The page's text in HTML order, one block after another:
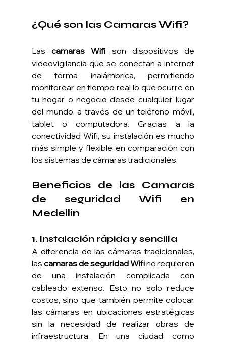
¿Qué son las Camaras Wifi?
Las camaras Wifi son dispositivos de
videovigilancia que se conectan a internet
de forma inalámbrica, permitiendo
monitorear en tiempo real lo que ocurre en
tu hogar o negocio desde cualquier lugar
del mundo, a través de un teléfono móvil,
tablet o computadora. Gracias a la
conectividad Wifi, su instalación es mucho
más simple y flexible en comparación con
los sistemas de cámaras tradicionales.
Beneficios de las Camaras
de seguridad Wifi en
Medellin
1. Instalación rápida y sencilla
A diferencia de las cámaras tradicionales,
las camaras de seguridad Wifi no requieren
de una instalación complicada con
cableado extenso. Esto no solo reduce
costos, sino que también permite colocar
las cámaras en ubicaciones estratégicas
sin la necesidad de realizar obras de
infraestructura. En una ciudad como